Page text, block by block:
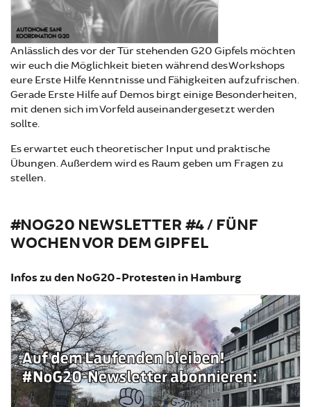
Anlässlich des vor der Tür stehenden G20 Gipfels möchten
wir euch die Möglichkeit bieten während des Workshops
eure Erste Hilfe Kenntnisse und Fähigkeiten aufzufrischen.
Gerade Erste Hilfe auf Demos birgt einige Besonderheiten,
mit denen sich im Vorfeld auseinandergesetzt werden
sollte.
Es erwartet euch theoretischer Input und praktische
Übungen. Außerdem wird es Raum geben um Fragen zu
stellen.
#NOG20 NEWSLETTER #4 / FÜNF
WOCHEN VOR DEM GIPFEL
Infos zu den NoG20-Protesten in Hamburg